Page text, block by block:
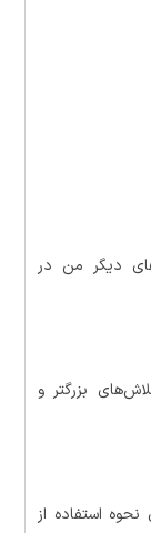
دیگر من در
بین فلاش‌های بزرگتر و
استفاده از